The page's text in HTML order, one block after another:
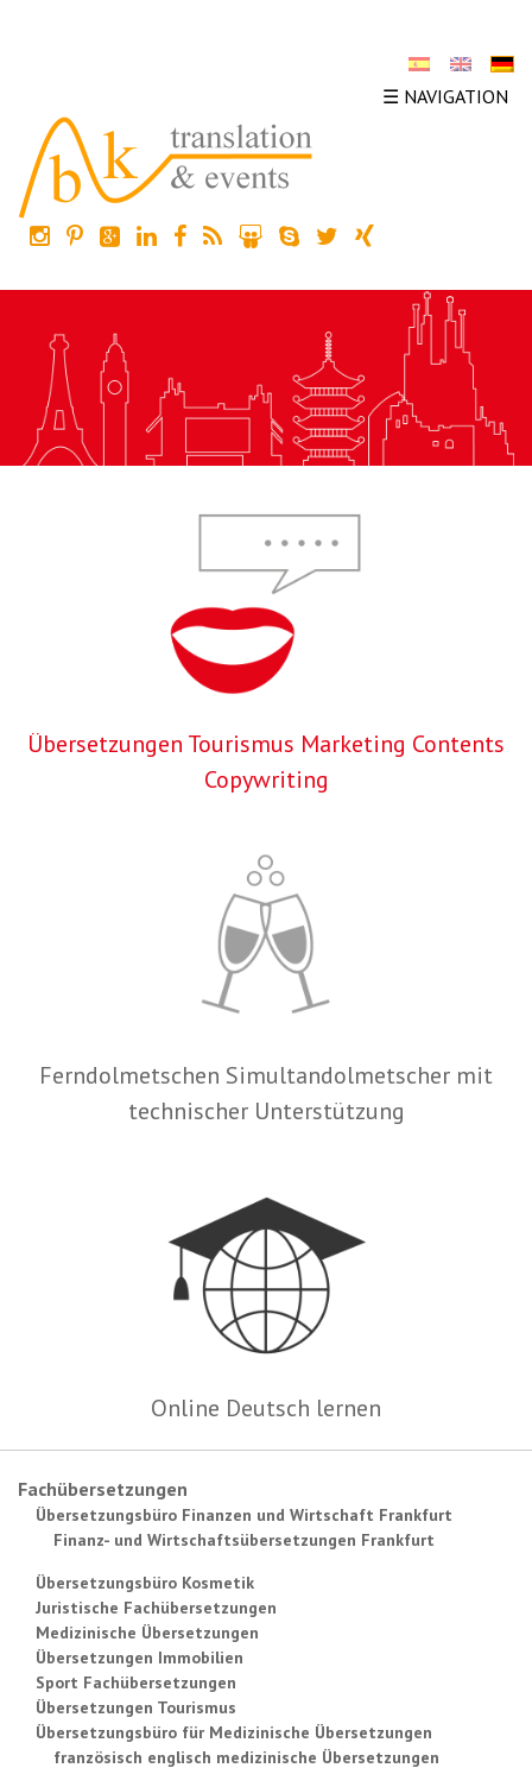
☰ NAVIGATION
Übersetzungen Tourismus Marketing Contents
Copywriting
Ferndolmetschen Simultandolmetscher mit
technischer Unterstützung
Online Deutsch lernen
Fachübersetzungen
Übersetzungsbüro Finanzen und Wirtschaft Frankfurt
Finanz- und Wirtschaftsübersetzungen Frankfurt
Übersetzungsbüro Kosmetik
Juristische Fachübersetzungen
Medizinische Übersetzungen
Übersetzungen Immobilien
Sport Fachübersetzungen
Übersetzungen Tourismus
Übersetzungsbüro für Medizinische Übersetzungen
französisch englisch medizinische Übersetzungen